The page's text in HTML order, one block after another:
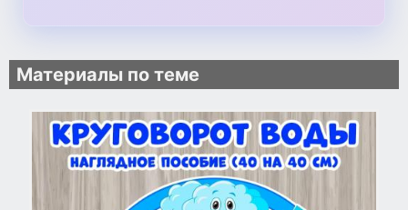
Материалы по теме